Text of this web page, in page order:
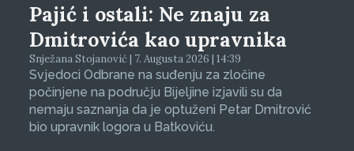
Pajić i ostali: Ne znaju za
Dmitrovića kao upravnika
Snježana Stojanović | 7. Augusta 2026 | 14:39
Svjedoci Odbrane na suđenju za zločine
počinjene na području Bijeljine izjavili su da
nemaju saznanja da je optuženi Petar Dmitrović
bio upravnik logora u Batkoviću.